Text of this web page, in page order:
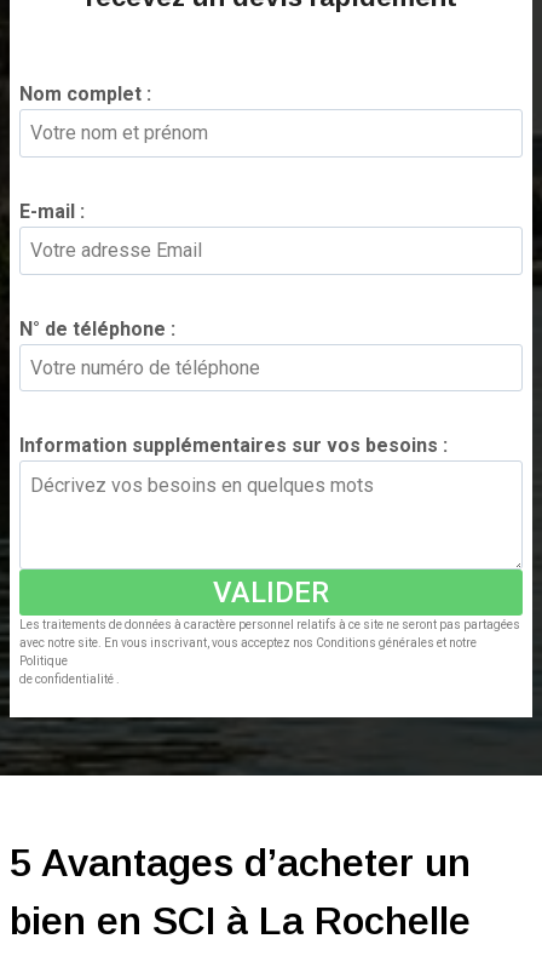
Nom complet :
E-mail :
N° de téléphone :
Information supplémentaires sur vos besoins :
VALIDER
Les traitements de données à caractère personnel relatifs à ce site ne seront pas partagées
avec notre site. En vous inscrivant, vous acceptez nos Conditions générales et notre
Politique
de confidentialité .
5 Avantages d’acheter un
bien en SCI à La Rochelle